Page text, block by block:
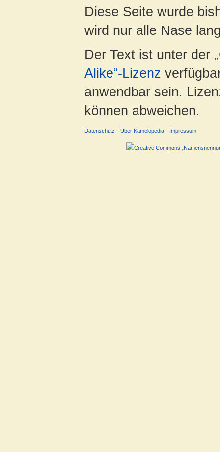
Diese Seite wurde
wird nur alle Nase
Der Text ist unter der
Alike“-Lizenz
anwendbar sein.
können abweichen.
Datenschutz Über Kamelopedia Impressum